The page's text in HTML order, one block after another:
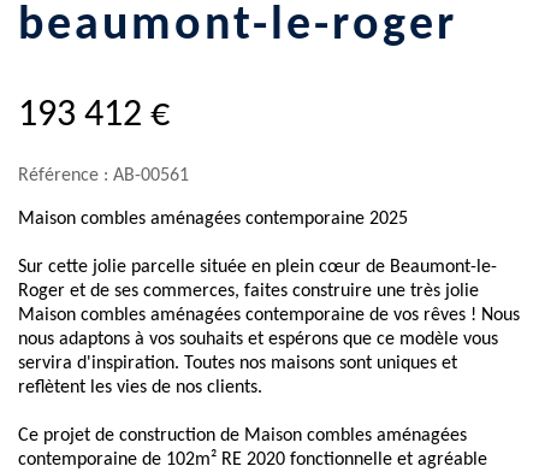
beaumont-le-roger
193 412 €
Référence : AB-00561
Maison combles aménagées contemporaine 2025
Sur cette jolie parcelle située en plein cœur de Beaumont-le-
Roger et de ses commerces, faites construire une très jolie
Maison combles aménagées contemporaine de vos rêves ! Nous
nous adaptons à vos souhaits et espérons que ce modèle vous
servira d'inspiration. Toutes nos maisons sont uniques et
reflètent les vies de nos clients.
Ce projet de construction de Maison combles aménagées
contemporaine de 102m² RE 2020 fonctionnelle et agréable